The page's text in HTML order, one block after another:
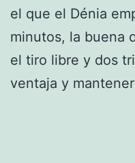
el que el Dénia
minutos, la buena
el tiro libre y dos
ventaja y